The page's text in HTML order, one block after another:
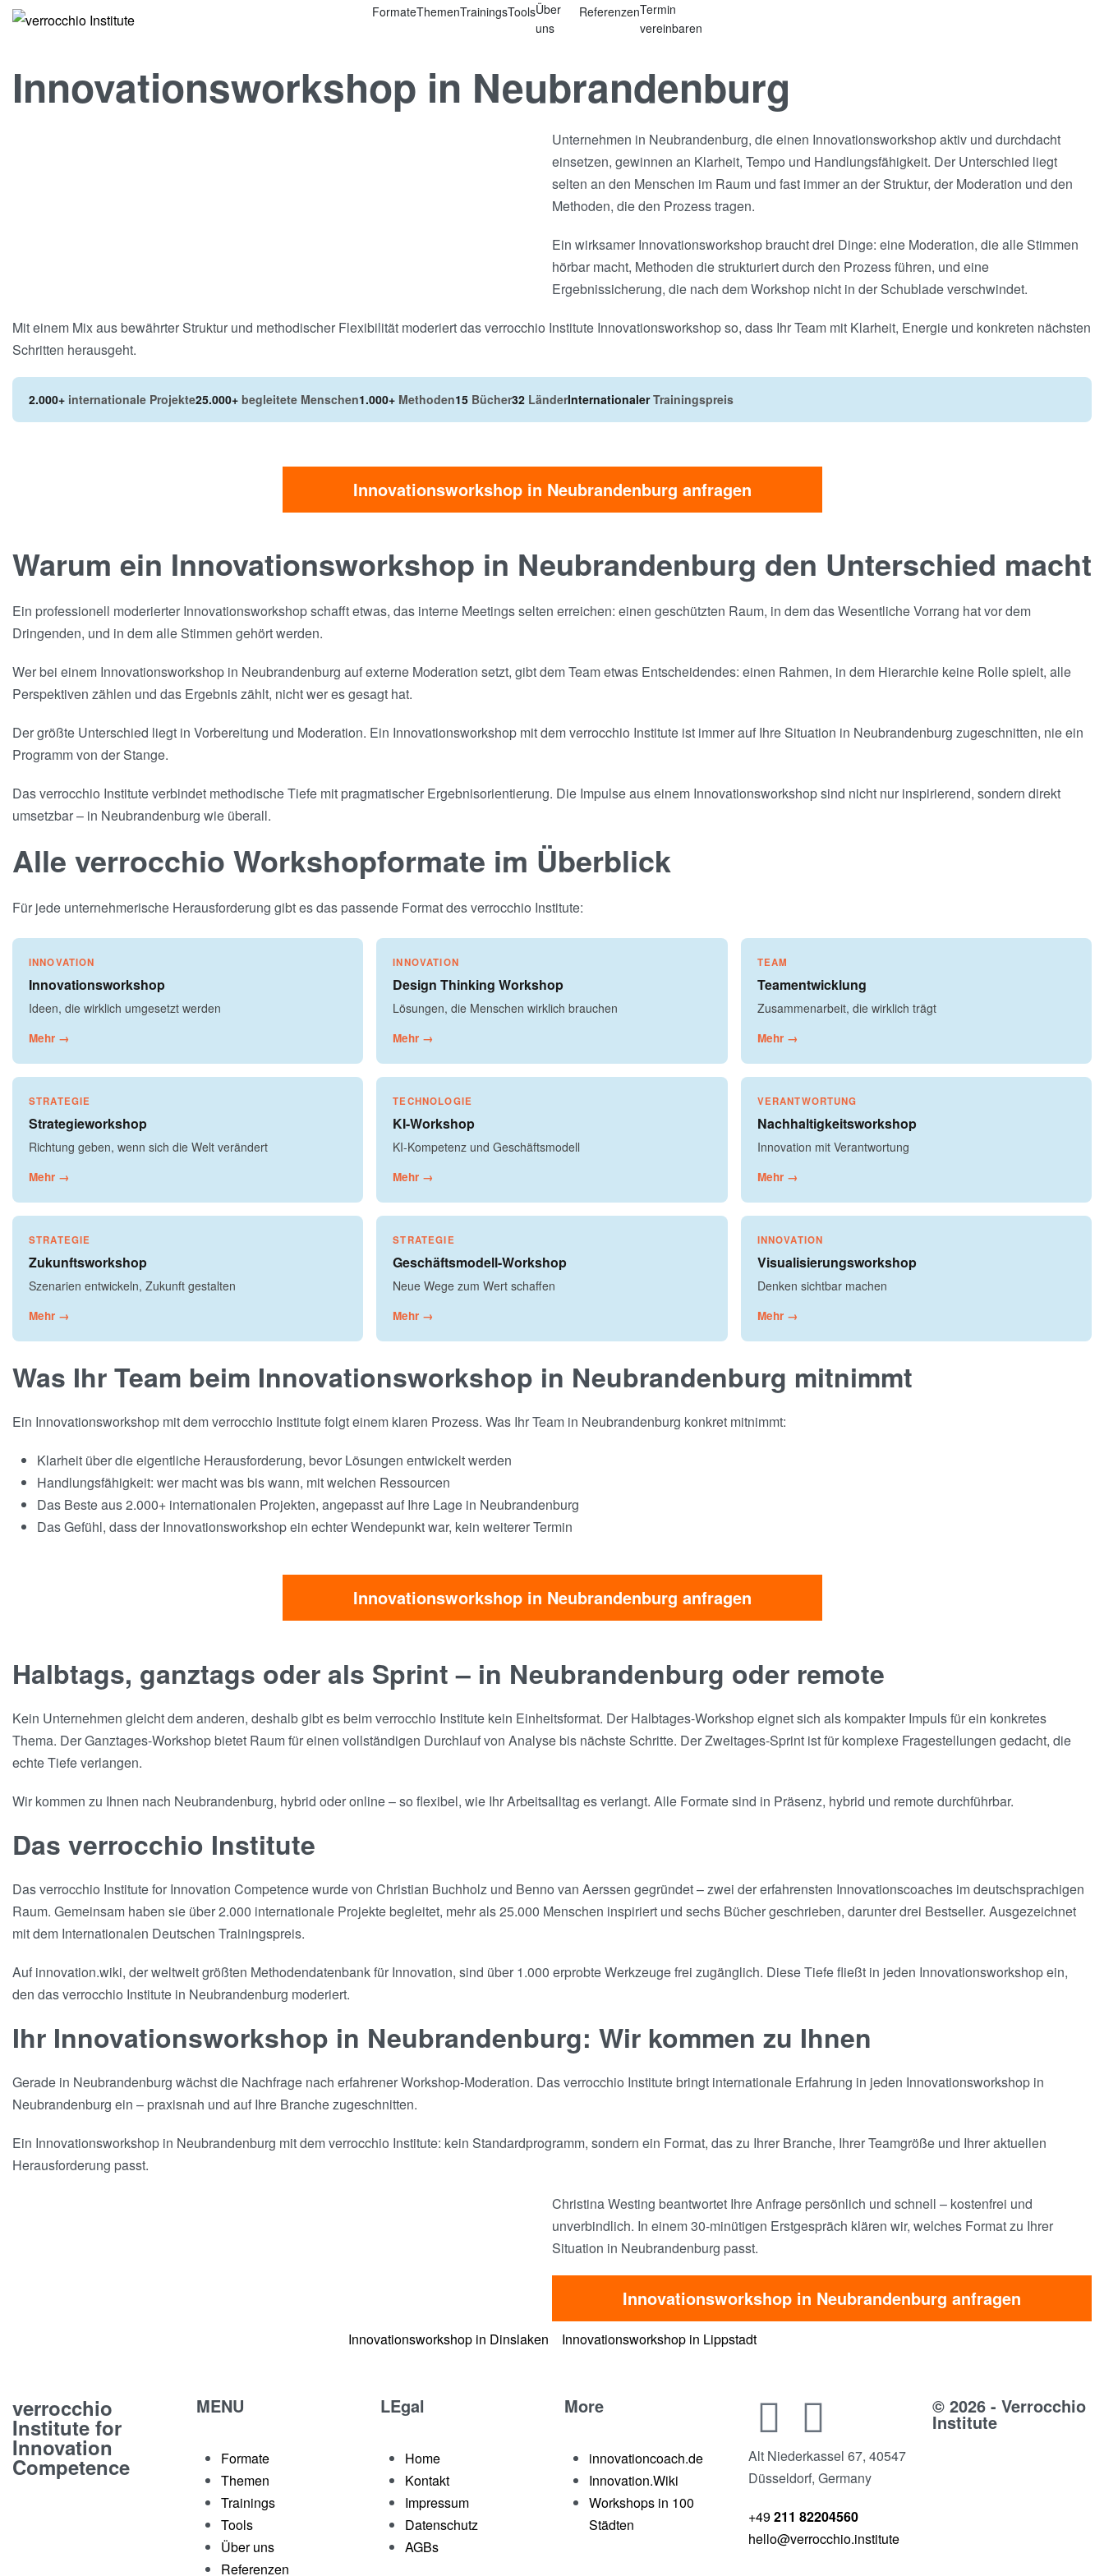
FormateThemenTrainingsToolsÜber
uns
ReferenzenTermin
vereinbaren
Innovationsworkshop in Neubrandenburg
Unternehmen in Neubrandenburg, die einen Innovationsworkshop aktiv und durchdacht
einsetzen, gewinnen an Klarheit, Tempo und Handlungsfähigkeit. Der Unterschied liegt
selten an den Menschen im Raum und fast immer an der Struktur, der Moderation und den
Methoden, die den Prozess tragen.
Ein wirksamer Innovationsworkshop braucht drei Dinge: eine Moderation, die alle Stimmen
hörbar macht, Methoden die strukturiert durch den Prozess führen, und eine
Ergebnissicherung, die nach dem Workshop nicht in der Schublade verschwindet.
Mit einem Mix aus bewährter Struktur und methodischer Flexibilität moderiert das verrocchio Institute Innovationsworkshop so, dass Ihr Team mit Klarheit, Energie und konkreten nächsten
Schritten herausgeht.
2.000+ internationale Projekte25.000+ begleitete Menschen1.000+ Methoden15 Bücher32 LänderInternationalerTrainingspreis
Innovationsworkshop in Neubrandenburg anfragen
Warum ein Innovationsworkshop in Neubrandenburg den Unterschied macht
Ein professionell moderierter Innovationsworkshop schafft etwas, das interne Meetings selten erreichen: einen geschützten Raum, in dem das Wesentliche Vorrang hat vor dem
Dringenden, und in dem alle Stimmen gehört werden.
Wer bei einem Innovationsworkshop in Neubrandenburg auf externe Moderation setzt, gibt dem Team etwas Entscheidendes: einen Rahmen, in dem Hierarchie keine Rolle spielt, alle
Perspektiven zählen und das Ergebnis zählt, nicht wer es gesagt hat.
Der größte Unterschied liegt in Vorbereitung und Moderation. Ein Innovationsworkshop mit dem verrocchio Institute ist immer auf Ihre Situation in Neubrandenburg zugeschnitten, nie ein
Programm von der Stange.
Das verrocchio Institute verbindet methodische Tiefe mit pragmatischer Ergebnisorientierung. Die Impulse aus einem Innovationsworkshop sind nicht nur inspirierend, sondern direkt
umsetzbar – in Neubrandenburg wie überall.
Alle verrocchio Workshopformate im Überblick
Für jede unternehmerische Herausforderung gibt es das passende Format des verrocchio Institute:
INNOVATION
Innovationsworkshop
Ideen, die wirklich umgesetzt werden
Mehr →
INNOVATION
Design Thinking Workshop
Lösungen, die Menschen wirklich brauchen
Mehr →
TEAM
Teamentwicklung
Zusammenarbeit, die wirklich trägt
Mehr →
STRATEGIE
Strategieworkshop
Richtung geben, wenn sich die Welt verändert
Mehr →
TECHNOLOGIE
KI-Workshop
KI-Kompetenz und Geschäftsmodell
Mehr →
VERANTWORTUNG
Nachhaltigkeitsworkshop
Innovation mit Verantwortung
Mehr →
STRATEGIE
Zukunftsworkshop
Szenarien entwickeln, Zukunft gestalten
Mehr →
STRATEGIE
Geschäftsmodell-Workshop
Neue Wege zum Wert schaffen
Mehr →
INNOVATION
Visualisierungsworkshop
Denken sichtbar machen
Mehr →
Was Ihr Team beim Innovationsworkshop in Neubrandenburg mitnimmt
Ein Innovationsworkshop mit dem verrocchio Institute folgt einem klaren Prozess. Was Ihr Team in Neubrandenburg konkret mitnimmt:
Klarheit über die eigentliche Herausforderung, bevor Lösungen entwickelt werden
Handlungsfähigkeit: wer macht was bis wann, mit welchen Ressourcen
Das Beste aus 2.000+ internationalen Projekten, angepasst auf Ihre Lage in Neubrandenburg
Das Gefühl, dass der Innovationsworkshop ein echter Wendepunkt war, kein weiterer Termin
Innovationsworkshop in Neubrandenburg anfragen
Halbtags, ganztags oder als Sprint – in Neubrandenburg oder remote
Kein Unternehmen gleicht dem anderen, deshalb gibt es beim verrocchio Institute kein Einheitsformat. Der Halbtages-Workshop eignet sich als kompakter Impuls für ein konkretes
Thema. Der Ganztages-Workshop bietet Raum für einen vollständigen Durchlauf von Analyse bis nächste Schritte. Der Zweitages-Sprint ist für komplexe Fragestellungen gedacht, die
echte Tiefe verlangen.
Wir kommen zu Ihnen nach Neubrandenburg, hybrid oder online – so flexibel, wie Ihr Arbeitsalltag es verlangt. Alle Formate sind in Präsenz, hybrid und remote durchführbar.
Das verrocchio Institute
Das verrocchio Institute for Innovation Competence wurde von Christian Buchholz und Benno van Aerssen gegründet – zwei der erfahrensten Innovationscoaches im deutschsprachigen
Raum. Gemeinsam haben sie über 2.000 internationale Projekte begleitet, mehr als 25.000 Menschen inspiriert und sechs Bücher geschrieben, darunter drei Bestseller. Ausgezeichnet
mit dem Internationalen Deutschen Trainingspreis.
Auf innovation.wiki, der weltweit größten Methodendatenbank für Innovation, sind über 1.000 erprobte Werkzeuge frei zugänglich. Diese Tiefe fließt in jeden Innovationsworkshop ein,
den das verrocchio Institute in Neubrandenburg moderiert.
Ihr Innovationsworkshop in Neubrandenburg: Wir kommen zu Ihnen
Gerade in Neubrandenburg wächst die Nachfrage nach erfahrener Workshop-Moderation. Das verrocchio Institute bringt internationale Erfahrung in jeden Innovationsworkshop in
Neubrandenburg ein – praxisnah und auf Ihre Branche zugeschnitten.
Ein Innovationsworkshop in Neubrandenburg mit dem verrocchio Institute: kein Standardprogramm, sondern ein Format, das zu Ihrer Branche, Ihrer Teamgröße und Ihrer aktuellen
Herausforderung passt.
Christina Westing beantwortet Ihre Anfrage persönlich und schnell – kostenfrei und
unverbindlich. In einem 30-minütigen Erstgespräch klären wir, welches Format zu Ihrer
Situation in Neubrandenburg passt.
Innovationsworkshop in Neubrandenburg anfragen
Innovationsworkshop in Dinslaken Innovationsworkshop in Lippstadt
verrocchio
Institute for
Innovation
Competence
MENU
Formate
Themen
Trainings
Tools
Über uns
Referenzen
LEgal
Home
Kontakt
Impressum
Datenschutz
AGBs
More
innovationcoach.de
Innovation.Wiki
Workshops in 100
Städten
Alt Niederkassel 67, 40547
Düsseldorf, Germany
+49211 82204560
hello@verrocchio.institute
© 2026 - Verrocchio
Institute